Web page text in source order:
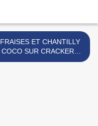
FRAISES ET CHANTILLY
COCO SUR CRACKERS
SUCRÉS >